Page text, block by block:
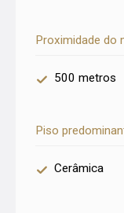
Proximidade do
500 metros
Piso
Cerâmica